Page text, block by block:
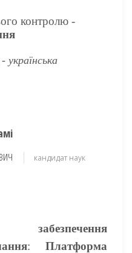
контролю -
- українська
кандидат наук
: Платформа